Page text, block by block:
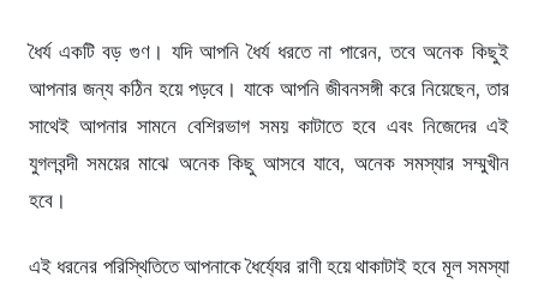
ধৈর্য একটি বড় গুণ। যদি আপনি ধৈর্য ধরতে না পারেন, তবে অনেক কিছুই
আপনার জন্য কঠিন হয়ে পড়বে। যাকে আপনি জীবনসঙ্গী করে নিয়েছেন, তার
সাথেই আপনার সামনে বেশিরভাগ সময় কাটাতে হবে এবং নিজেদের এই
যুগলবন্দী সময়ের মাঝে অনেক কিছু আসবে যাবে, অনেক সমস্যার সম্মুখীন
হবে।
এই ধরনের পরিস্থিতিতে আপনাকে ধৈর্য্যের রাণী হয়ে থাকাটাই হবে মূল সমস্যা